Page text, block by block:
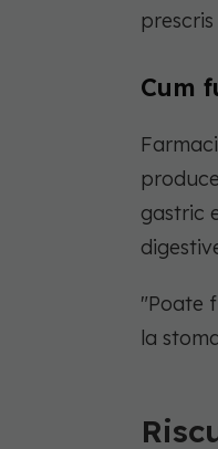
Cum
gastric
"Poate
la